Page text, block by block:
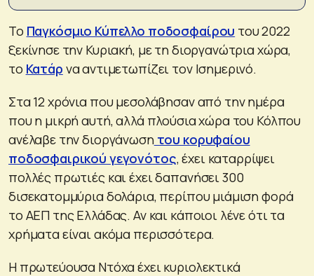
Το Παγκόσμιο Κύπελλο ποδοσφαίρου του 2022
ξεκίνησε την Κυριακή, με τη διοργανώτρια χώρα,
το Κατάρ να αντιμετωπίζει τον Ισημερινό.
Στα 12 χρόνια που μεσολάβησαν από την ημέρα
που η μικρή αυτή, αλλά πλούσια χώρα του Κόλπου
ανέλαβε την διοργάνωσητου κορυφαίου
ποδοσφαιρικού γεγονότος, έχει καταρρίψει
πολλές πρωτιές και έχει δαπανήσει 300
δισεκατομμύρια δολάρια, περίπου μιάμιση φορά
το ΑΕΠ της Ελλάδας. Αν και κάποιοι λένε ότι τα
χρήματα είναι ακόμα περισσότερα.
Η πρωτεύουσα Ντόχα έχει κυριολεκτικά